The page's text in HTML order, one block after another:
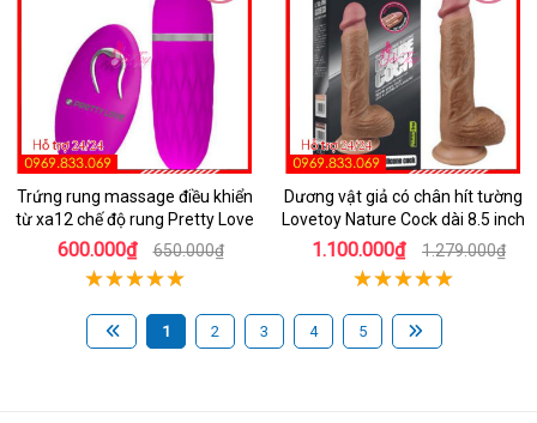
Trứng rung massage điều khiển
từ xa12 chế độ rung Pretty Love
600.000₫ 650.000₫
Dương vật giả có chân hít tường
Lovetoy Nature Cock dài 8.5 inch
1.100.000₫ 1.279.000₫
1 2 3 4 5